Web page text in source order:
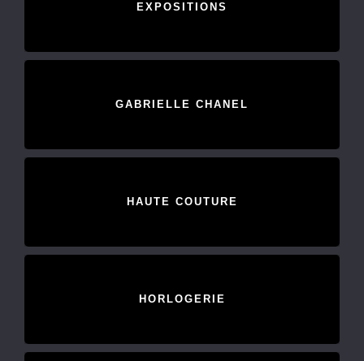
EXPOSITIONS
GABRIELLE CHANEL
HAUTE COUTURE
HORLOGERIE